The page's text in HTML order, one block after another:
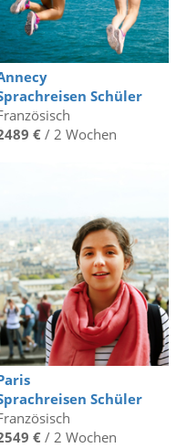
Schüler
€/ 2 Wochen
Schüler
€/ 2 Wochen